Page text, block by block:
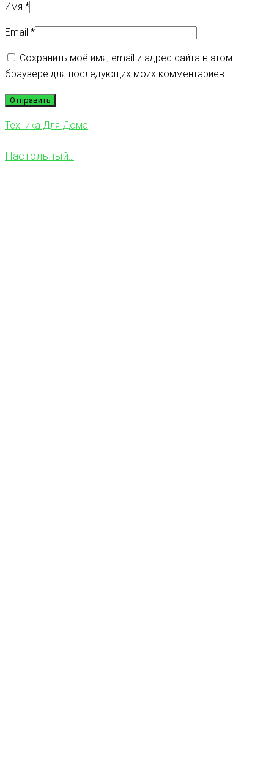
Имя *
Email *
Сохранить моё имя, email и адрес сайта в этом
браузере для последующих моих комментариев.
Техника Для Дома
Hастольный...